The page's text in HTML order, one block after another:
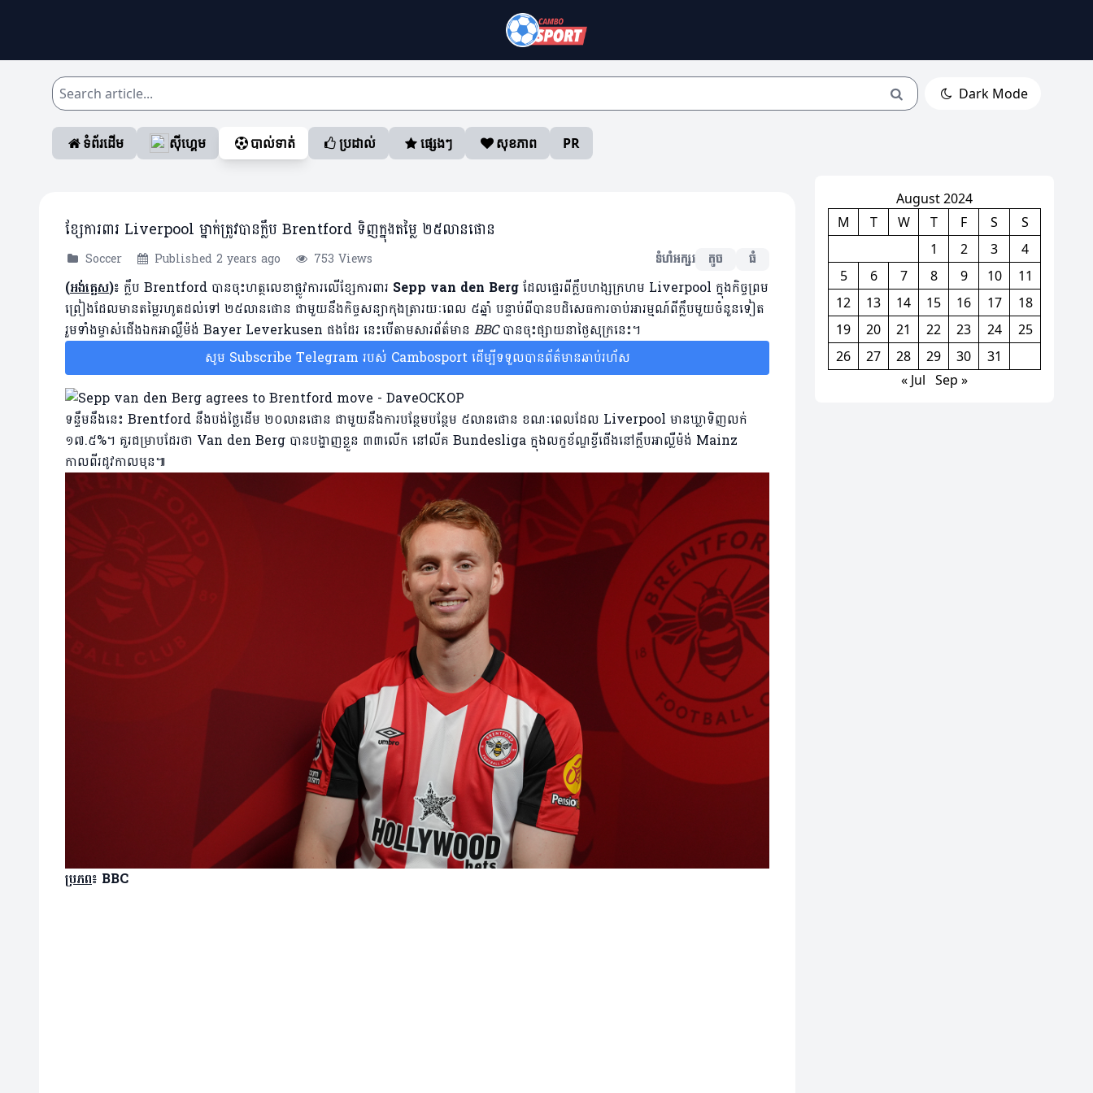
Dark Mode
ទំព័រដើម ស៊ីហ្គេម បាល់ទាត់ ប្រដាល់ ផ្សេងៗ សុខភាព PR
ខ្សែការពារ Liverpool ម្នាក់ត្រូវបានក្លឹប Brentford ទិញក្នុងតម្លៃ ២៥លានផោន
Soccer Published 2 years ago 753 Views ទំហំអក្សរ តូច ធំ
(អង់គ្លេស)៖ ក្លឹប Brentford បានចុះហត្ថលេខាផ្លូវការលើខ្សែការពារ Sepp van den Bergដែលផ្ទេរពីក្លឹបហង្សក្រហម Liverpool ក្នុងកិច្ចព្រម
ព្រៀងដែលមានតម្លៃរហូតដល់ទៅ ២៥លានផោន ជាមួយនឹងកិច្ចសន្យាកុងត្រារយៈពេល ៥ឆ្នាំ បន្ទាប់ពីបានបដិសេធការចាប់អារម្មណ៍ពីក្លឹបមួយចំនួនទៀត
រួមទាំងម្ចាស់ជើងឯកអាល្លឺម៉ង់ Bayer Leverkusen ផងដែរ នេះបើតាមសារព័ត៌មាន BBCបានចុះផ្សាយនាថ្ងៃសុក្រនេះ។
សូម Subscribe Telegram របស់ Cambosport ដើម្បីទទួលបានព័ត៌មានឆាប់រហ័ស
ទន្ទឹមនឹងនេះ Brentford នឹងបង់ថ្លៃដើម ២០លានផោន ជាមួយនឹងការបន្ថែមបន្ថែម ៥លានផោន ខណៈពេលដែល Liverpool មានឃ្លាទិញលក់
១៧.៥%។ គួរជម្រាបដែរថា Van den Berg បានបង្ហាញខ្លួន ៣៣លើក នៅលីគ Bundesliga ក្នុងលក្ខខ័ណ្ឌខ្ចីជើងនៅក្លឹបអាល្លឺម៉ង់ Mainz
កាលពីរដូវកាលមុន៕
ប្រភព៖ BBC
August 2024
M
T W T F S
S
1
2 3
4
5
6 7 8 9 10
11
12
13 14 15 16 17
18
19
20 21 22 23 24
25
26
27 28 29 30
31
« Jul Sep »